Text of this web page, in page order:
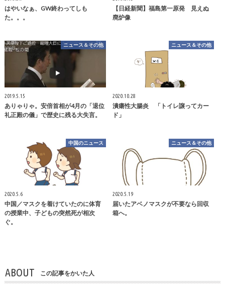
はやいなぁ、GW終わってしも
た。。。
【日経新聞】福島第一原発 見えぬ
廃炉像
ニュース＆その他
2019.5.15
ありゃりゃ。安倍首相が4月の「退位
礼正殿の儀」で歴史に残る大失言。
ニュース＆その他
2020.10.28
潰瘍性大腸炎 「トイレ譲ってカー
ド」
中国のニュース
2020.5.6
中国／マスクを着けていたのに体育
の授業中、子どもの突然死が相次
ぐ。
ニュース＆その他
2020.5.19
届いたアベノマスクが不要なら回収
箱へ。
ABOUT この記事をかいた人